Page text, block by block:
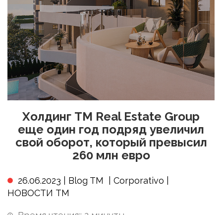
Холдинг TM Real Estate Group
еще один год подряд увеличил
свой оборот, который превысил
260 млн евро
26.06.2023 | Blog TM Corporativo
НОВОСТИ ТМ